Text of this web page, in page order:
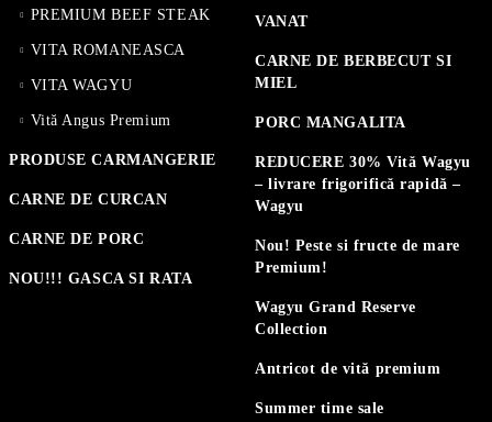
PREMIUM BEEF STEAK
VITA ROMANEASCA
VITA WAGYU
Vită Angus Premium
PRODUSE CARMANGERIE
CARNE DE CURCAN
CARNE DE PORC
NOU!!! GASCA SI RATA
VANAT
CARNE DE BERBECUT SI
MIEL
PORC MANGALITA
REDUCERE 30% Vită Wagyu
– livrare frigorifică rapidă –
Wagyu
Nou! Peste si fructe de mare
Premium!
Wagyu Grand Reserve
Collection
Antricot de vită premium
Summer time sale